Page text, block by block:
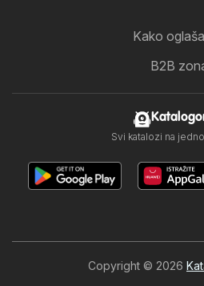
Kako
B2B
Svi katalozi na
Copyright © 2026